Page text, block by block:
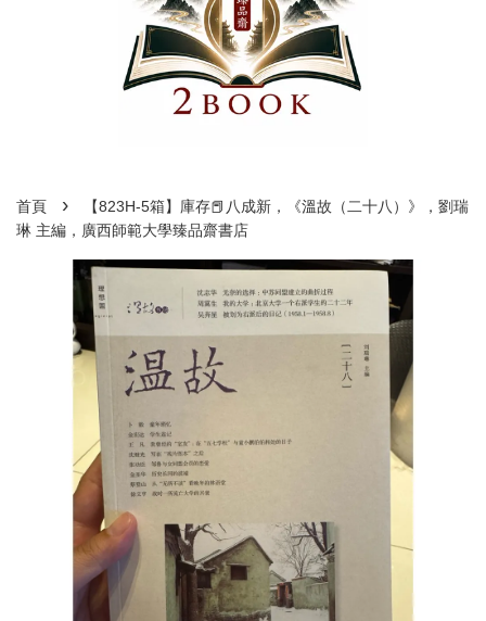
首頁 ›
【823H-5箱】庫存📕八成新，《溫故（二十八）》，劉瑞
琳 主編，廣西師範大學臻品齋書店